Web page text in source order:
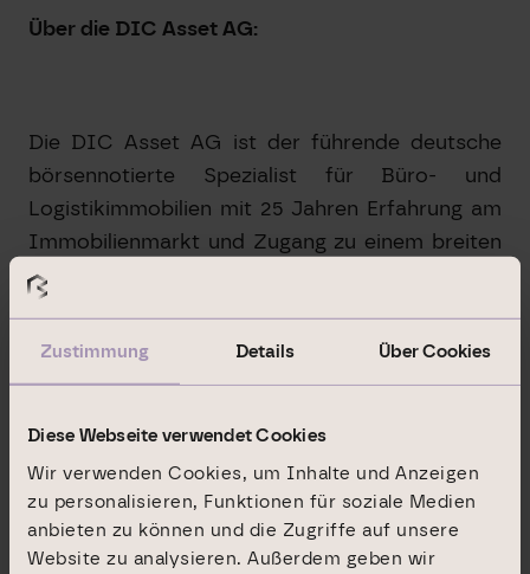
Zustimmung Details Über Cookies
Diese Webseite verwendet Cookies
Wir verwenden Cookies, um Inhalte und Anzeigen
zu personalisieren, Funktionen für soziale Medien
anbieten zu können und die Zugriffe auf unsere
Website zu analysieren. Außerdem geben wir
Über die DIC Asset AG:
Die DIC Asset AG ist der führende deutsche
börsennotierte Spezialist für Büro- und
Logistikimmobilien mit 25 Jahren Erfahrung am
Immobilienmarkt und Zugang zu einem breiten
Investorennetzwerk. Unsere Basis bildet die
überregionale und regionale
Immobilienplattform mit neun Standorten in
Objekte mit einem Marktwert von 14,7 Mrd.
Euro onsite – wir sind präsent vor Ort, immer
nah am Mieter und der Immobilie.